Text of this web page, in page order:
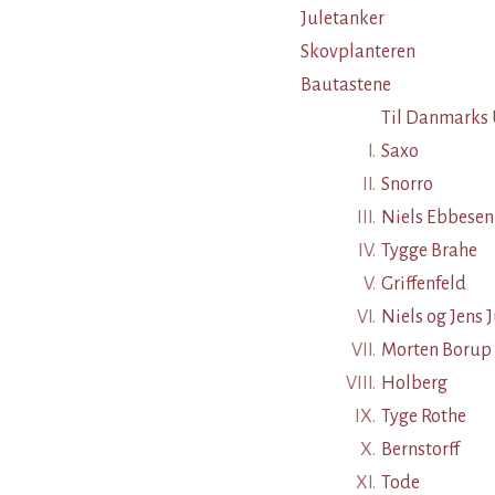
Juletanker
Skovplanteren
Bautastene
Til Danmarks
I. Saxo
II. Snorro
III. Niels Ebbesen
IV. Tygge Brahe
V. Griffenfeld
VI. Niels og Jens
VII. Morten Borup
VIII. Holberg
IX. Tyge Rothe
X. Bernstorff
XI. Tode